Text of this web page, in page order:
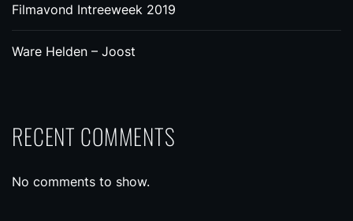
Filmavond Intreeweek 2019
Ware Helden – Joost
RECENT COMMENTS
No comments to show.